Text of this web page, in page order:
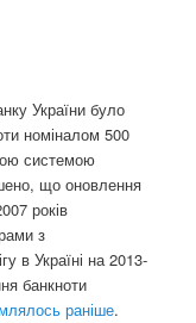
України було
номіналом 500
системою
що оновлення
років
з
в Україні на 2013-
банкноти
раніше.